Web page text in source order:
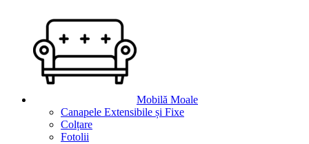
Mobilă Moale
Canapele Extensibile și Fixe
Colțare
Fotolii